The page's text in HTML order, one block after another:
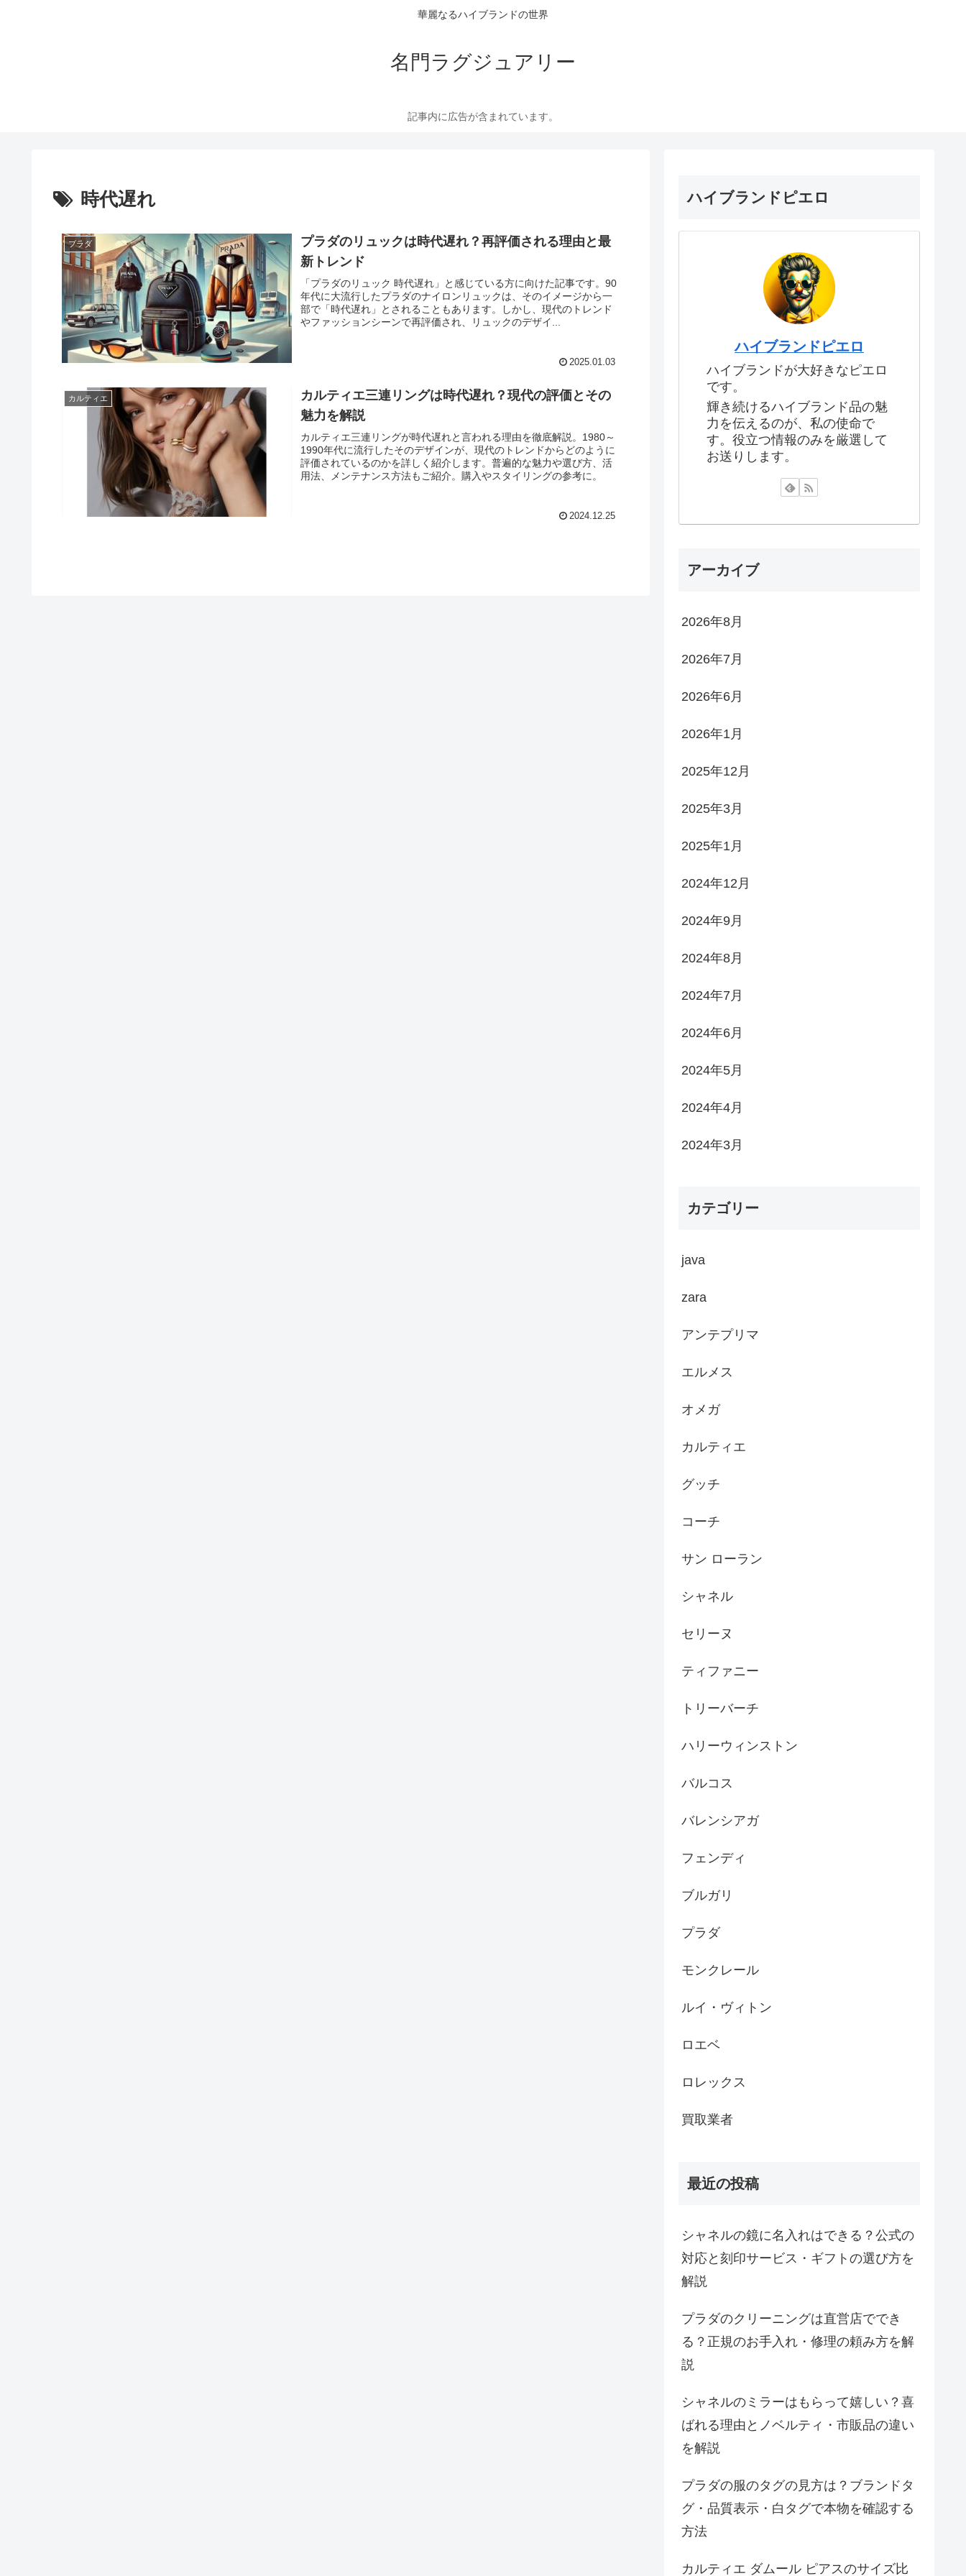
華麗なるハイブランドの世界
名門ラグジュアリー
記事内に広告が含まれています。
時代遅れ
プラダ
プラダのリュックは時代遅れ？再評価される理由と最
新トレンド
「プラダのリュック 時代遅れ」と感じている方に向けた記事です。90
年代に大流行したプラダのナイロンリュックは、そのイメージから一
部で「時代遅れ」とされることもあります。しかし、現代のトレンド
やファッションシーンで再評価され、リュックのデザイ...
2025.01.03
カルティエ
カルティエ三連リングは時代遅れ？現代の評価とその
魅力を解説
カルティエ三連リングが時代遅れと言われる理由を徹底解説。1980～
1990年代に流行したそのデザインが、現代のトレンドからどのように
評価されているのかを詳しく紹介します。普遍的な魅力や選び方、活
用法、メンテナンス方法もご紹介。購入やスタイリングの参考に。
2024.12.25
ハイブランドピエロ
ハイブランドピエロ
ハイブランドが大好きなピエロ
です。
輝き続けるハイブランド品の魅
力を伝えるのが、私の使命で
す。役立つ情報のみを厳選して
お送りします。
アーカイブ
2026年8月
2026年7月
2026年6月
2026年1月
2025年12月
2025年3月
2025年1月
2024年12月
2024年9月
2024年8月
2024年7月
2024年6月
2024年5月
2024年4月
2024年3月
カテゴリー
java
zara
アンテプリマ
エルメス
オメガ
カルティエ
グッチ
コーチ
サン ローラン
シャネル
セリーヌ
ティファニー
トリーバーチ
ハリーウィンストン
バルコス
バレンシアガ
フェンディ
ブルガリ
プラダ
モンクレール
ルイ・ヴィトン
ロエベ
ロレックス
買取業者
最近の投稿
シャネルの鏡に名入れはできる？公式の
対応と刻印サービス・ギフトの選び方を
解説
プラダのクリーニングは直営店ででき
る？正規のお手入れ・修理の頼み方を解
説
シャネルのミラーはもらって嬉しい？喜
ばれる理由とノベルティ・市販品の違い
を解説
プラダの服のタグの見方は？ブランドタ
グ・品質表示・白タグで本物を確認する
方法
カルティエ ダムール ピアスのサイズ比